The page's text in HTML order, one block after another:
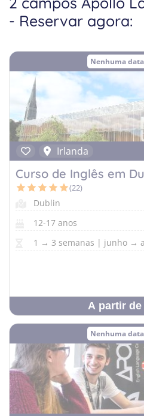
Cursos de Línguas Alemanha
Porto
Criativo
Desportos de Inverno
Música
Natureza
- Reservar agora:
Nenhuma
Irlanda
Curso de Inglês em
(22)
Dublin
12-17 anos
1 → 3 semanas | junho →
A partir de
Nenhuma